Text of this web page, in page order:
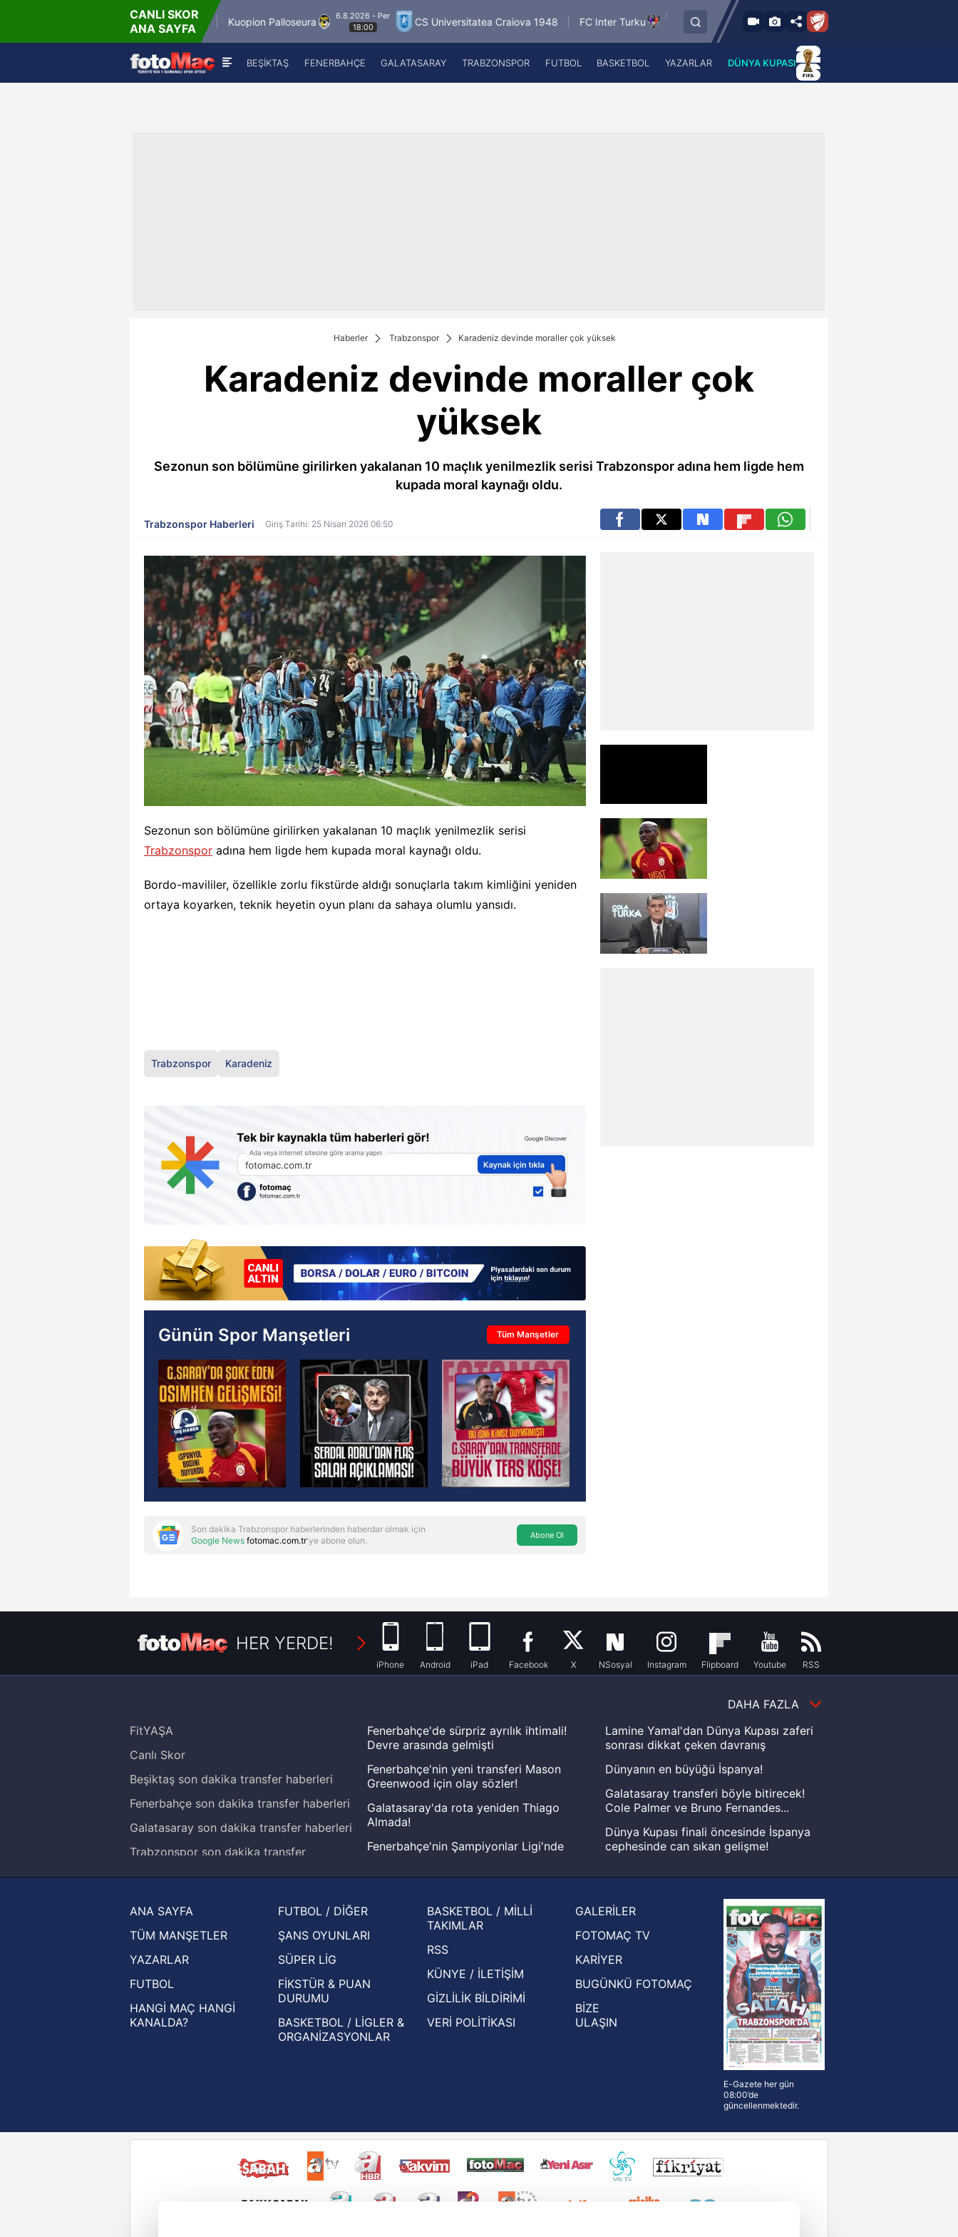
Reddet
CANLI SKOR
ANA SAYFA
Winner Match 12 Kuopion Palloseura
6.8.2026 - Per
18:00
CS Universitatea Craiova 1948 FC Inter Turku
6.8.2026 - Per
18:00
FC Vaduz Jagiellonia Bialystok
A Haber Radyo
BEŞİKTAŞ FENERBAHÇE GALATASARAY TRABZONSPOR FUTBOL BASKETBOL YAZARLAR DÜNYA KUPASI
Haberler Trabzonspor Karadeniz devinde moraller çok yüksek
Karadeniz devinde moraller çok
yüksek
Sezonun son bölümüne girilirken yakalanan 10 maçlık yenilmezlik serisi Trabzonspor adına hem ligde hem
kupada moral kaynağı oldu.
Trabzonspor Haberleri Giriş Tarihi: 25 Nisan 2026 06:50
Sezonun son bölümüne girilirken yakalanan 10 maçlık yenilmezlik serisi
Trabzonspor adına hem ligde hem kupada moral kaynağı oldu.
Bordo-mavililer, özellikle zorlu fikstürde aldığı sonuçlarla takım kimliğini yeniden
ortaya koyarken, teknik heyetin oyun planı da sahaya olumlu yansıdı.
Trabzonspor Karadeniz
Günün Spor Manşetleri Tüm Manşetler
Son dakika Trabzonspor haberlerinden haberdar olmak için
Google News fotomac.com.tr'ye abone olun. Abone Ol
HER YERDE!
iPhone Android iPad Facebook X NSosyal Instagram Flipboard Youtube RSS
DAHA FAZLA
FitYAŞA
Canlı Skor
Beşiktaş son dakika transfer haberleri
Fenerbahçe son dakika transfer haberleri
Galatasaray son dakika transfer haberleri
Trabzonspor son dakika transfer
Ziraat Türkiye Kupası haberleri
UEFA Şampiyonlar Ligi haberleri
UEFA Avrupa Ligi haberleri
UEFA Konferans Ligi haberleri
Fenerbahçe'de sürpriz ayrılık ihtimali!
Devre arasında gelmişti
Fenerbahçe'nin yeni transferi Mason
Greenwood için olay sözler!
Galatasaray'da rota yeniden Thiago
Almada!
Fenerbahçe'nin Şampiyonlar Ligi'nde
Zabrze'yi elerlerse...
basından gündem olan manşetler!
Beşiktaş'ın UEFA Avrupa Ligi'nde 3. Ön
Eleme Turu muhtemel rakipleri belli oldu!
Lamine Yamal'dan Dünya Kupası zaferi
sonrası dikkat çeken davranış
Dünyanın en büyüğü İspanya!
Galatasaray transferi böyle bitirecek!
Cole Palmer ve Bruno Fernandes...
Dünya Kupası finali öncesinde İspanya
cephesinde can sıkan gelişme!
Hernan Crespo, Meksika Ligi
ekiplerinden Atlas'ın yeni teknik direktörü
oldu
ANA SAYFA
TÜM MANŞETLER
YAZARLAR
FUTBOL
HANGİ MAÇ HANGİ
KANALDA?
FUTBOL / DİĞER
ŞANS OYUNLARI
SÜPER LİG
FİKSTÜR & PUAN
DURUMU
BASKETBOL / LİGLER &
ORGANİZASYONLAR
BASKETBOL / MİLLİ
TAKIMLAR
RSS
KÜNYE / İLETİŞİM
GİZLİLİK BİLDİRİMİ
VERİ POLİTİKASI
GALERİLER
FOTOMAÇ TV
KARİYER
BUGÜNKÜ FOTOMAÇ
BİZE
ULAŞIN
E-Gazete her gün
08:00’de
güncellenmektedir.